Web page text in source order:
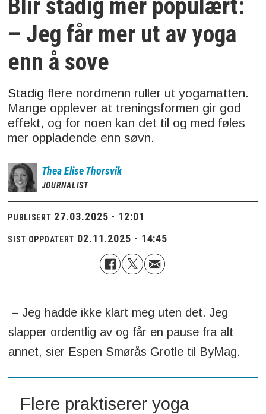
Blir stadig mer populært:
– Jeg får mer ut av yoga
enn å sove
Stadig flere nordmenn ruller ut yogamatten.
Mange opplever at treningsformen gir god
effekt, og for noen kan det til og med føles
mer oppladende enn søvn.
Thea Elise Thorsvik
JOURNALIST
PUBLISERT 27.03.2025 - 12:01
SIST OPPDATERT 02.11.2025 - 14:45
– Jeg hadde ikke klart meg uten det. Jeg
slapper ordentlig av og får en pause fra alt
annet, sier Espen Smørås Grotle til ByMag.
Flere praktiserer yoga